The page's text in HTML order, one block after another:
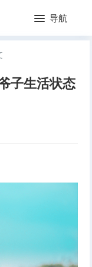
导航
子生活状态